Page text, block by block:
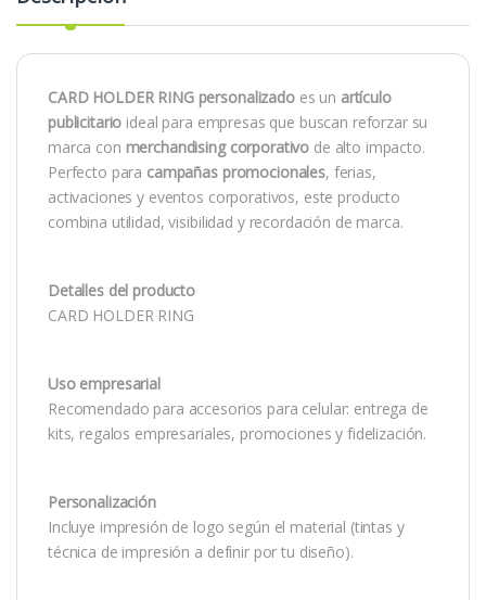
CARD HOLDER RING personalizadoes un artículo
publicitario ideal para empresas que buscan reforzar su
marca con merchandising corporativo de alto impacto.
Perfecto para campañas promocionales, ferias,
activaciones y eventos corporativos, este producto
combina utilidad, visibilidad y recordación de marca.
Detalles del producto
CARD HOLDER RING
Uso empresarial
Recomendado para accesorios para celular: entrega de
kits, regalos empresariales, promociones y fidelización.
Personalización
Incluye impresión de logo según el material (tintas y
técnica de impresión a definir por tu diseño).